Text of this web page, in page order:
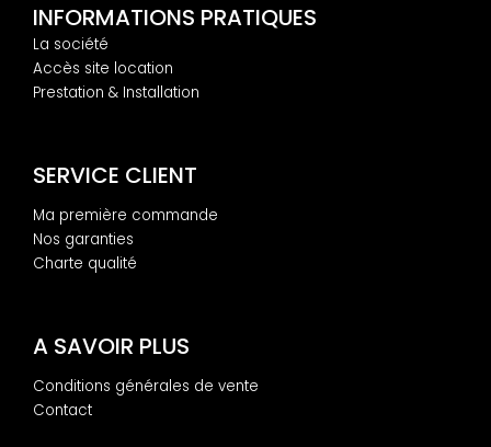
INFORMATIONS PRATIQUES
La société
Accès site location
Prestation & Installation
SERVICE CLIENT
Ma première commande
Nos garanties
Charte qualité
A SAVOIR PLUS
Conditions générales de vente
Contact